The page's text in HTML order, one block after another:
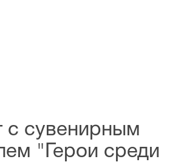
с сувенирным
"Герои среди